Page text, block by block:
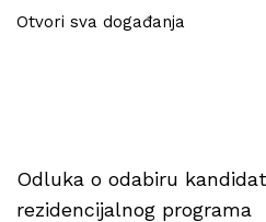
Otvori sva događanja
Odluka o odabiru
rezidencijalnog programa